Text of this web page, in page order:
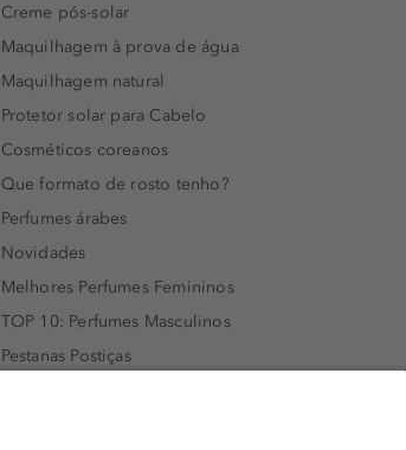
Creme pós-solar
Maquilhagem à prova de água
Maquilhagem natural
Protetor solar para Cabelo
Cosméticos coreanos
Que formato de rosto tenho?
Perfumes árabes
Novidades
Melhores Perfumes Femininos
TOP 10: Perfumes Masculinos
Pestanas Postiças